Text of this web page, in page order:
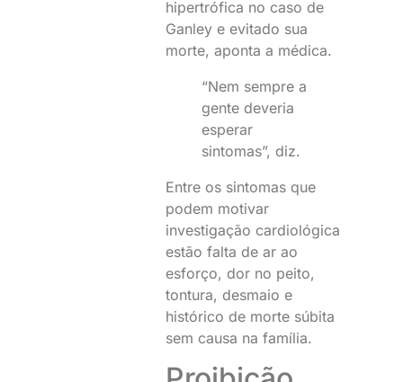
hipertrófica no caso de
Ganley e evitado sua
morte, aponta a médica.
“Nem sempre a
gente deveria
esperar
sintomas”, diz.
Entre os sintomas que
podem motivar
investigação cardiológica
estão falta de ar ao
esforço, dor no peito,
tontura, desmaio e
histórico de morte súbita
sem causa na família.